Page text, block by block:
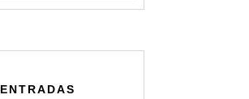
ENTRADAS